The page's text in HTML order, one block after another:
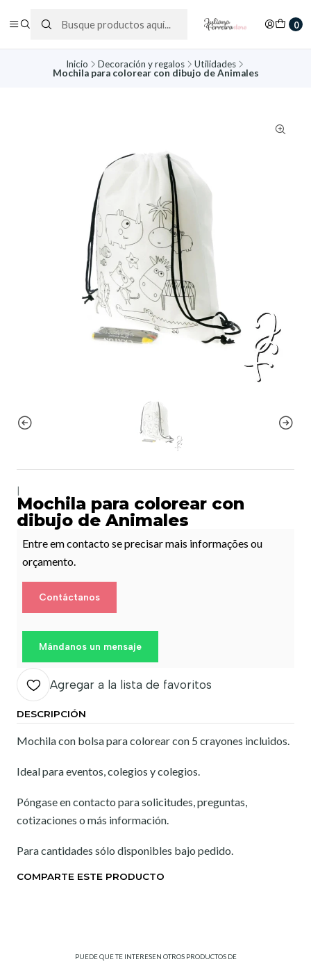
0
Inicio Decoración y regalos
Utilidades
Mochila para colorear con dibujo de Animales
Mochila para colorear con
dibujo de Animales
Entre em contacto se precisar mais informações ou
orçamento.
Contáctanos
Mándanos un mensaje
Agregar a la lista de favoritos
DESCRIPCIÓN
Mochila con bolsa para colorear con 5 crayones incluidos.
Ideal para eventos, colegios y colegios.
Póngase en contacto para solicitudes, preguntas,
cotizaciones o más información.
Para cantidades sólo disponibles bajo pedido.
COMPARTE ESTE PRODUCTO
PUEDE QUE TE INTERESEN OTROS PRODUCTOS DE